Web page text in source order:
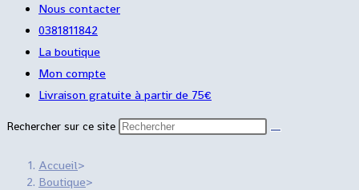
Nous contacter
0381811842
La boutique
Mon compte
Livraison gratuite à partir de 75€
Rechercher sur ce site
Accueil>
Boutique>